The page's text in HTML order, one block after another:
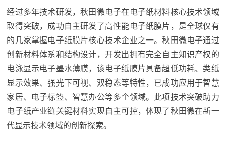
经过多年技术研发，秋田微电子在电子纸材料核心技术领域
取得突破，成功自主研发了高性能电子纸膜片，是全球仅有
的几家掌握电子纸膜片核心技术企业之一。秋田微电子通过
创新材料体系和结构设计，开发出拥有完全自主知识产权的
电泳显示电子墨水薄膜，该电子纸膜片具备超低功耗、类纸
显示效果、强光下可视、双稳态等特性，已成功应用于智慧
家居、电子标签、智慧办公等多个领域。此项技术突破助力
电子纸产业链关键材料实现自主可控，体现了秋田微在新一
代显示技术领域的创新探索。